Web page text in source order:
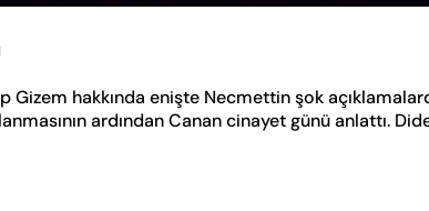
Gizem hakkında enişte Necmettin şok
ardından Canan cinayet günü anlattı.